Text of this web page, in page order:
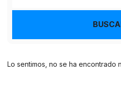
Lo sentimos, no se ha encontrado